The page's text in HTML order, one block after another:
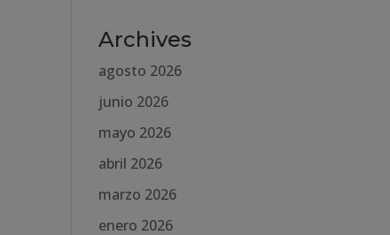
Archives
agosto 2026
junio 2026
mayo 2026
abril 2026
marzo 2026
enero 2026